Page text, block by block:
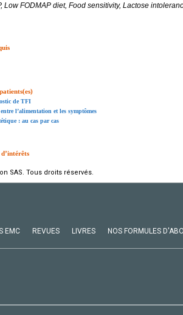
Low FODMAP diet, Food sensitivity, Lactose
de TFI
l’alimentation et les symptômes
: au cas par cas
SAS. Tous droits réservés.
EMC REVUES LIVRES NOS FORMULES